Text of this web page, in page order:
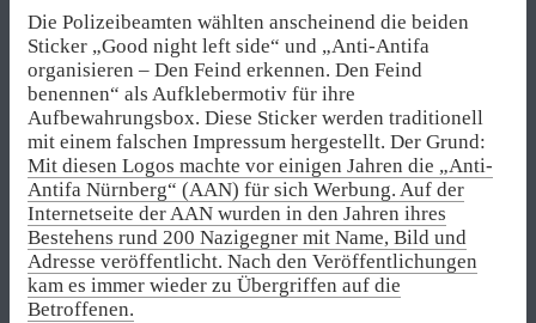
Die Polizeibeamten wählten anscheinend die beiden
Sticker „Good night left side“ und „Anti-Antifa
organisieren – Den Feind erkennen. Den Feind
benennen“ als Aufklebermotiv für ihre
Aufbewahrungsbox. Diese Sticker werden traditionell
mit einem falschen Impressum hergestellt. Der Grund:
Mit diesen Logos machte vor einigen Jahren die „Anti-
Antifa Nürnberg“ (AAN) für sich Werbung. Auf der
Internetseite der AAN wurden in den Jahren ihres
Bestehens rund 200 Nazigegner mit Name, Bild und
Adresse veröffentlicht. Nach den Veröffentlichungen
kam es immer wieder zu Übergriffen auf die
Betroffenen.